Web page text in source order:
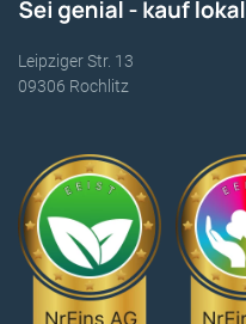
Leipziger Str. 13
09306 Rochlitz